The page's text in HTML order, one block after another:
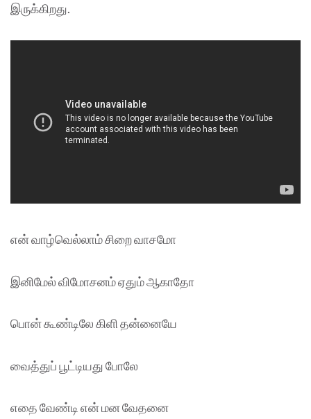
இருக்கிறது.
என் வாழ்வெல்லாம் சிறை வாசமோ
இனிமேல் விமோசனம் ஏதும் ஆகாதோ
பொன் கூண்டிலே கிளி தன்னையே
வைத்துப் பூட்டியது போலே
எதை வேண்டி என் மன வேதனை